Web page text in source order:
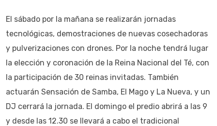
El sábado por la mañana se realizarán jornadas
tecnológicas, demostraciones de nuevas cosechadoras
y pulverizaciones con drones. Por la noche tendrá lugar
la elección y coronación de la Reina Nacional del Té, con
la participación de 30 reinas invitadas. También
actuarán Sensación de Samba, El Mago y La Nueva, y un
DJ cerrará la jornada. El domingo el predio abrirá a las 9
y desde las 12.30 se llevará a cabo el tradicional